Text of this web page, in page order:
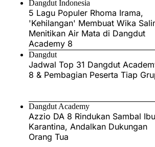
Dangdut Indonesia
5 Lagu Populer Rhoma Irama,
'Kehilangan' Membuat Wika
Menitikan Air Mata di Dangdut
Academy 8
Dangdut
Jadwal Top 31 Dangdut
8 & Pembagian Peserta Tiap
Dangdut Academy
Azzio DA 8 Rindukan Sambal
Karantina, Andalkan Dukungan
Orang Tua